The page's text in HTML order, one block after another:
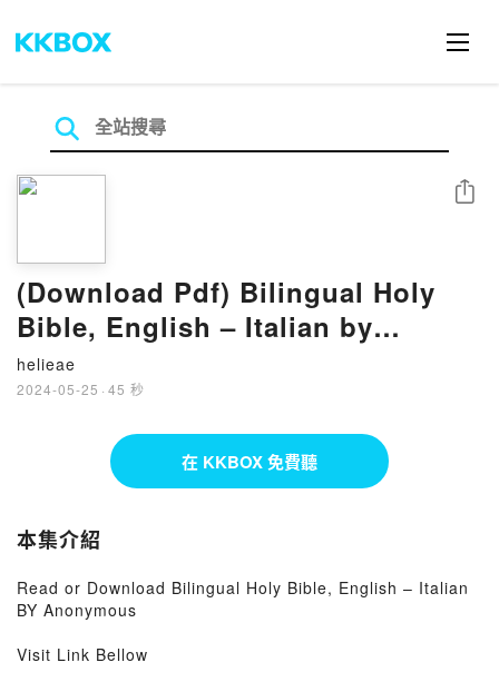
(Download Pdf) Bilingual Holy
Bible, English – Italian by
Anonymous
helieae
2024-05-25 · 45 秒
分享
在 KKBOX 免費聽
本集介紹
Read or Download Bilingual Holy Bible, English – Italian
BY Anonymous
Visit Link Bellow